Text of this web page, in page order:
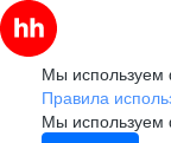
Мы используем
Правила
Мы